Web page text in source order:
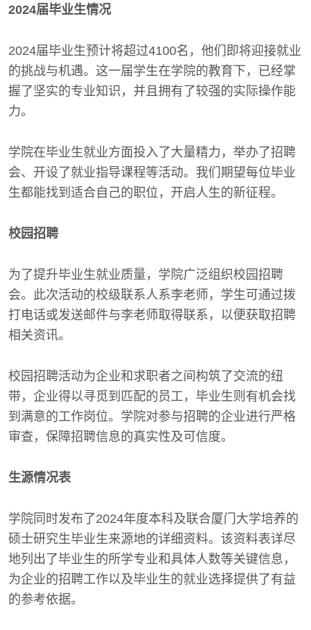
2024届毕业生情况
2024届毕业生预计将超过4100名，他们即将迎接就业
的挑战与机遇。这一届学生在学院的教育下，已经掌
握了坚实的专业知识，并且拥有了较强的实际操作能
力。
学院在毕业生就业方面投入了大量精力，举办了招聘
会、开设了就业指导课程等活动。我们期望每位毕业
生都能找到适合自己的职位，开启人生的新征程。
校园招聘
为了提升毕业生就业质量，学院广泛组织校园招聘
会。此次活动的校级联系人系李老师，学生可通过拨
打电话或发送邮件与李老师取得联系，以便获取招聘
相关资讯。
校园招聘活动为企业和求职者之间构筑了交流的纽
带，企业得以寻觅到匹配的员工，毕业生则有机会找
到满意的工作岗位。学院对参与招聘的企业进行严格
审查，保障招聘信息的真实性及可信度。
生源情况表
学院同时发布了2024年度本科及联合厦门大学培养的
硕士研究生毕业生来源地的详细资料。该资料表详尽
地列出了毕业生的所学专业和具体人数等关键信息，
为企业的招聘工作以及毕业生的就业选择提供了有益
的参考依据。